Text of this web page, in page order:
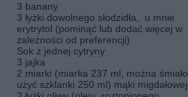
3 banany
3 łyżki dowolnego słodzidła, u mnie
erytrytol (pominąć lub dodać więcej w
zależności od preferencji)
Sok z jednej cytryny
3 jajka
2 miarki (miarka 237 ml, można śmiało
użyć szklanki 250 ml) mąki migdałowej